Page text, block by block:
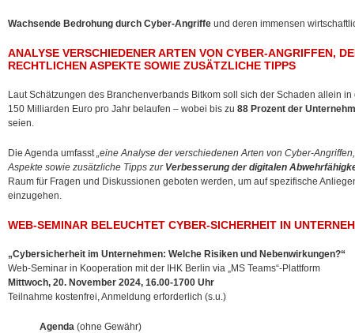
Wachsende Bedrohung durch Cyber-Angriffe und deren immensen
ANALYSE VERSCHIEDENER ARTEN VON CYBER-ANGRIFFEN,
RECHTLICHEN ASPEKTE SOWIE ZUSÄTZLICHE TIPPS
Laut Schätzungen des Branchenverbands Bitkom soll sich der Schaden allein
150 Milliarden Euro pro Jahr belaufen – wobei bis zu 88 Prozent der
seien.
Die Agenda umfasst„eine Analyse der verschiedenen Arten von Cyber-
Aspekte sowie zusätzliche Tipps zur Verbesserung der digitalen
Raum für Fragen und Diskussionen geboten werden, um auf spezifische
einzugehen.
WEB-SEMINAR BELEUCHTET CYBER-SICHERHEIT IN
„Cybersicherheit im Unternehmen: Welche Risiken und Nebenwirkungen?“
Web-Seminar in Kooperation mit der IHK Berlin via „MS Teams“-Plattform
Mittwoch, 20. November 2024, 16.00-1700 Uhr
Teilnahme kostenfrei, Anmeldung erforderlich (s.u.)
Agenda (ohne Gewähr)